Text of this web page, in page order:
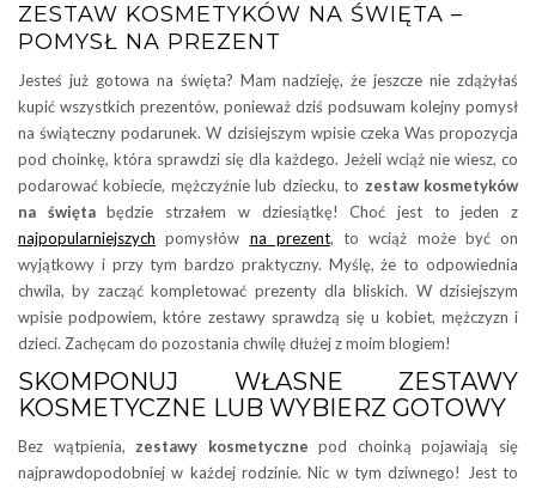
ZESTAW KOSMETYKÓW NA ŚWIĘTA –
POMYSŁ NA PREZENT
Jesteś już gotowa na święta? Mam nadzieję, że jeszcze nie zdążyłaś
kupić wszystkich prezentów, ponieważ dziś podsuwam kolejny pomysł
na świąteczny podarunek. W dzisiejszym wpisie czeka Was propozycja
pod choinkę, która sprawdzi się dla każdego. Jeżeli wciąż nie wiesz, co
podarować kobiecie, mężczyźnie lub dziecku, to zestaw kosmetyków
na świętabędzie strzałem w dziesiątkę! Choć jest to jeden z
najpopularniejszych pomysłów na prezent, to wciąż może być on
wyjątkowy i przy tym bardzo praktyczny. Myślę, że to odpowiednia
chwila, by zacząć kompletować prezenty dla bliskich. W dzisiejszym
wpisie podpowiem, które zestawy sprawdzą się u kobiet, mężczyzn i
dzieci. Zachęcam do pozostania chwilę dłużej z moim blogiem!
SKOMPONUJ WŁASNE ZESTAWY
KOSMETYCZNE LUB WYBIERZ GOTOWY
Bez wątpienia, zestawy kosmetyczne pod choinką pojawiają się
najprawdopodobniej w każdej rodzinie. Nic w tym dziwnego! Jest to